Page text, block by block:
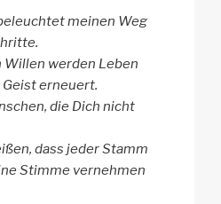
meinen Weg
werden Leben
erneuert.
die Dich nicht
dass jeder Stamm
Stimme vernehmen